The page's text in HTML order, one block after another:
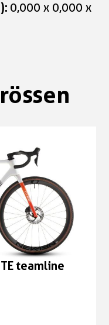
0,000 x 0,000 x
teamline